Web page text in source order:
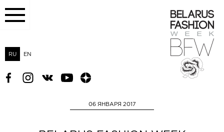
RU EN
06 ЯНВАРЯ 2017